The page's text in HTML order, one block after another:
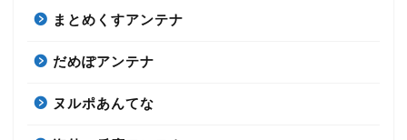
まとめくすアンテナ
だめぽアンテナ
ヌルポあんてな